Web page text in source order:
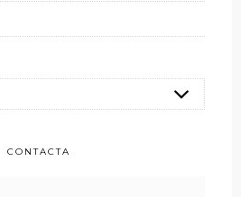
CONTACTA